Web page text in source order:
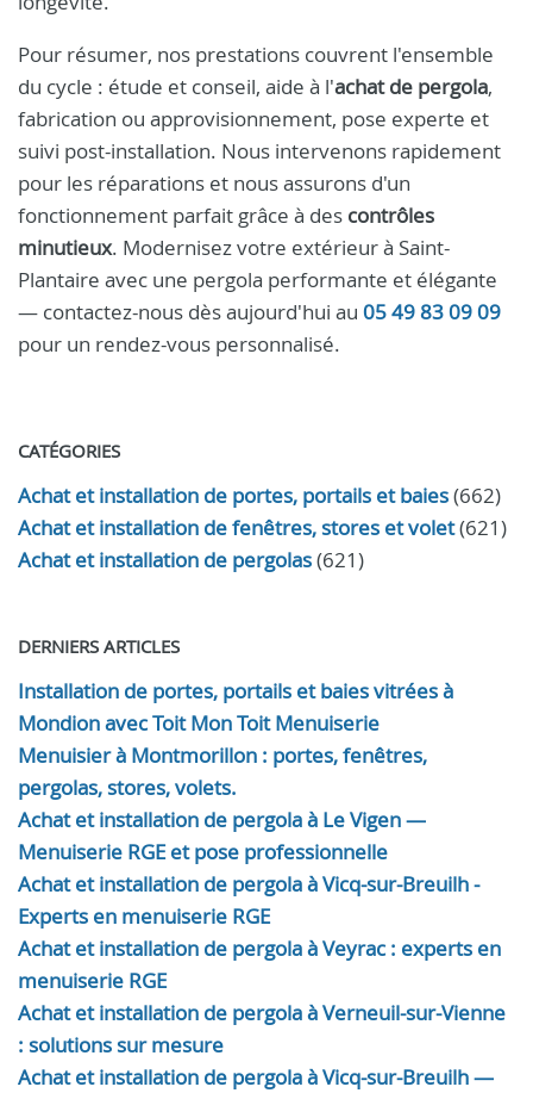
Pour résumer, nos prestations couvrent l'ensemble
du cycle : étude et conseil, aide à l'achat de pergola,
fabrication ou approvisionnement, pose experte et
suivi post-installation. Nous intervenons rapidement
pour les réparations et nous assurons d'un
fonctionnement parfait grâce à des contrôles
minutieux. Modernisez votre extérieur à Saint-
Plantaire avec une pergola performante et élégante
— contactez-nous dès aujourd'hui au 05 49 83 09 09
pour un rendez-vous personnalisé.
CATÉGORIES
Achat et installation de portes, portails et baies(662)
Achat et installation de fenêtres, stores et volet(621)
Achat et installation de pergolas(621)
DERNIERS ARTICLES
Installation de portes, portails et baies vitrées à
Mondion avec Toit Mon Toit Menuiserie
Menuisier à Montmorillon : portes, fenêtres,
pergolas, stores, volets.
Achat et installation de pergola à Le Vigen —
Menuiserie RGE et pose professionnelle
Achat et installation de pergola à Vicq-sur-Breuilh -
Experts en menuiserie RGE
Achat et installation de pergola à Veyrac : experts en
menuiserie RGE
Achat et installation de pergola à Verneuil-sur-Vienne
: solutions sur mesure
Achat et installation de pergola à Vicq-sur-Breuilh —